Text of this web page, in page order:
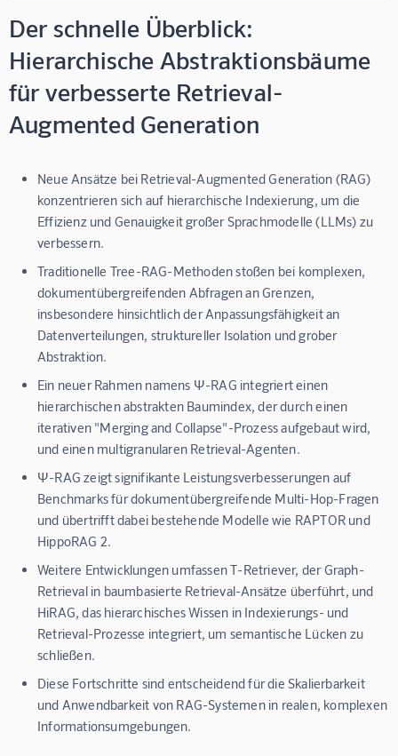
Der schnelle Überblick:
Hierarchische Abstraktionsbäume
für verbesserte Retrieval-
Augmented Generation
Neue Ansätze bei Retrieval-Augmented Generation (RAG)
konzentrieren sich auf hierarchische Indexierung, um die
Effizienz und Genauigkeit großer Sprachmodelle (LLMs) zu
verbessern.
Traditionelle Tree-RAG-Methoden stoßen bei komplexen,
dokumentübergreifenden Abfragen an Grenzen,
insbesondere hinsichtlich der Anpassungsfähigkeit an
Datenverteilungen, struktureller Isolation und grober
Abstraktion.
Ein neuer Rahmen namens Ψ-RAG integriert einen
hierarchischen abstrakten Baumindex, der durch einen
iterativen "Merging and Collapse"-Prozess aufgebaut wird,
und einen multigranularen Retrieval-Agenten.
Ψ-RAG zeigt signifikante Leistungsverbesserungen auf
Benchmarks für dokumentübergreifende Multi-Hop-Fragen
und übertrifft dabei bestehende Modelle wie RAPTOR und
HippoRAG 2.
Weitere Entwicklungen umfassen T-Retriever, der Graph-
Retrieval in baumbasierte Retrieval-Ansätze überführt, und
HiRAG, das hierarchisches Wissen in Indexierungs- und
Retrieval-Prozesse integriert, um semantische Lücken zu
schließen.
Diese Fortschritte sind entscheidend für die Skalierbarkeit
und Anwendbarkeit von RAG-Systemen in realen, komplexen
Informationsumgebungen.